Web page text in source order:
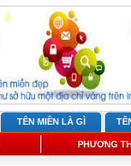
TÊN MIỀN LÀ GÌ
PHƯƠNG